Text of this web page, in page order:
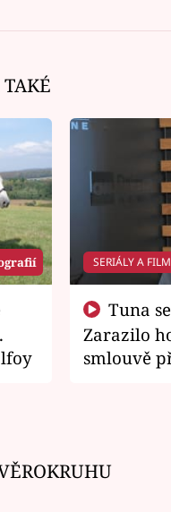
TAKÉ
SERIÁLY A
Zarazilo
smlouvě